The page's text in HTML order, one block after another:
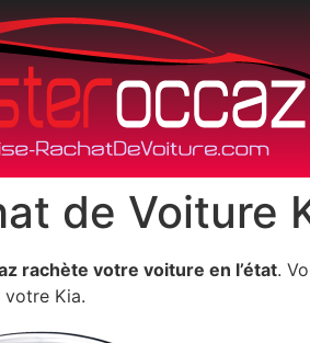
de Voiture
rachète votre voiture en l’état.
Kia.